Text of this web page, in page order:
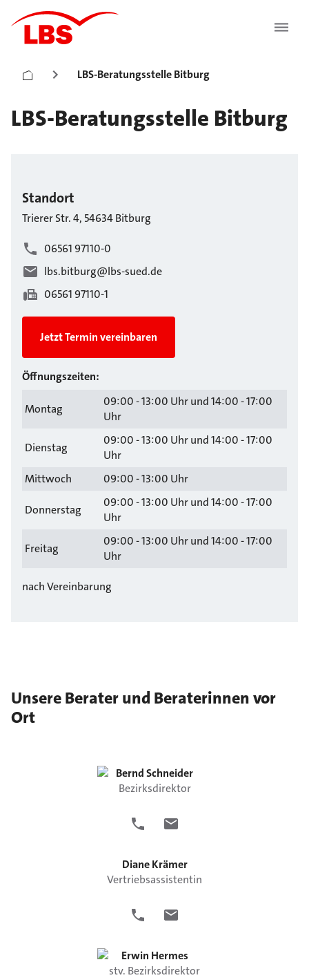
LBS-Beratungsstelle Bitburg
LBS-Beratungsstelle Bitburg
Standort
Trierer Str.4, 54634Bitburg
06561 97110-0
lbs.bitburg@lbs-sued.de
06561 97110-1
Jetzt Termin vereinbaren
Öffnungszeiten:
Montag
09:00 - 13:00 Uhr und 14:00 - 17:00
Uhr
Dienstag
09:00 - 13:00 Uhr und 14:00 - 17:00
Uhr
Mittwoch
09:00 - 13:00 Uhr
Donnerstag
09:00 - 13:00 Uhr und 14:00 - 17:00
Uhr
Freitag
09:00 - 13:00 Uhr und 14:00 - 17:00
Uhr
nach Vereinbarung
Unsere Berater und Beraterinnen vor
Ort
BerndSchneider
Bezirksdirektor
Diane Krämer
Vertriebsassistentin
Erwin Hermes
stv. Bezirksdirektor